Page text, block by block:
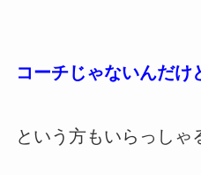
コーチじゃないんだけ
という方もいらっしゃ